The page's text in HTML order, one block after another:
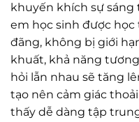
khuyến khích sự sáng
em học sinh được
đãng, không bị giới
khuất, khả năng
hỏi lẫn nhau sẽ tăng
tạo nên cảm giác
thấy dễ dàng tập